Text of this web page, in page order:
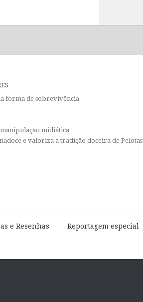
forma de sobrevivência
manipulação midiática
e valoriza a tradição doceira de Pelotas
e Resenhas Reportagem especial